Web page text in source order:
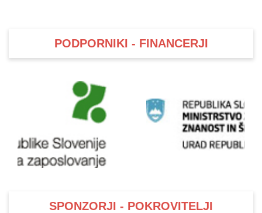
PODPORNIKI - FINANCERJI
SPONZORJI - POKROVITELJI